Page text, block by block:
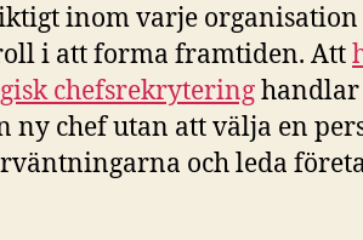
inom varje organisation
i att forma framtiden. Att
chefsrekrytering
ny chef utan att välja en
och leda